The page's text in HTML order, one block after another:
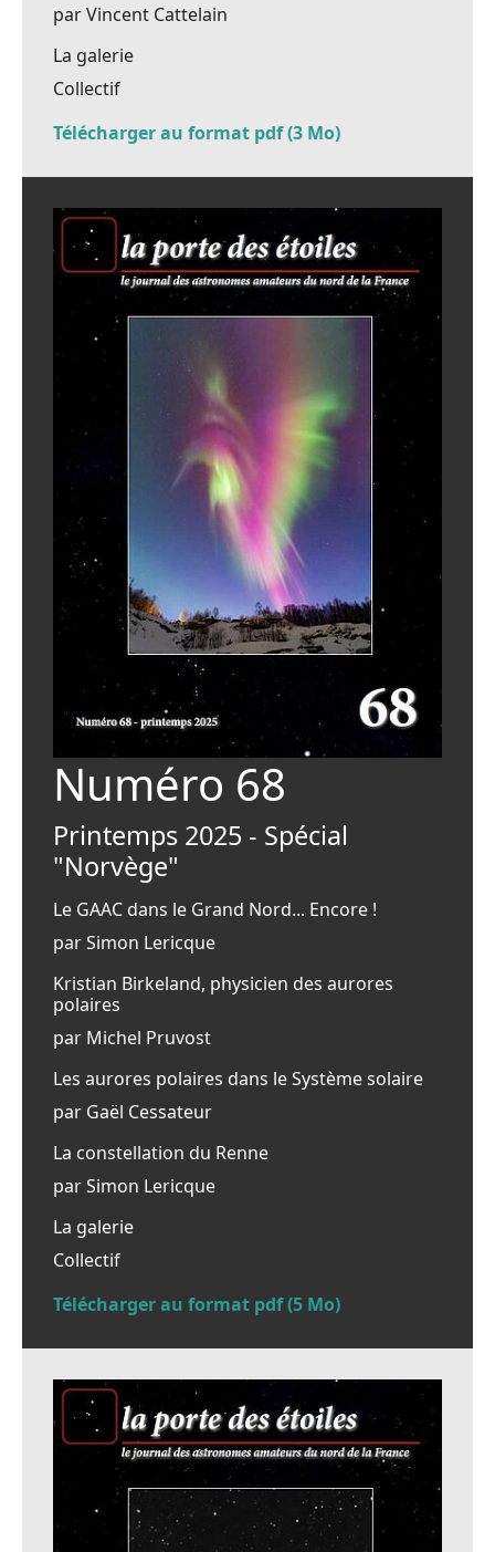
par Vincent Cattelain
La galerie
Collectif
Télécharger au format pdf (3 Mo)
Numéro 68
Printemps 2025 - Spécial
"Norvège"
Le GAAC dans le Grand Nord... Encore !
par Simon Lericque
Kristian Birkeland, physicien des aurores
polaires
par Michel Pruvost
Les aurores polaires dans le Système solaire
par Gaël Cessateur
La constellation du Renne
par Simon Lericque
La galerie
Collectif
Télécharger au format pdf (5 Mo)